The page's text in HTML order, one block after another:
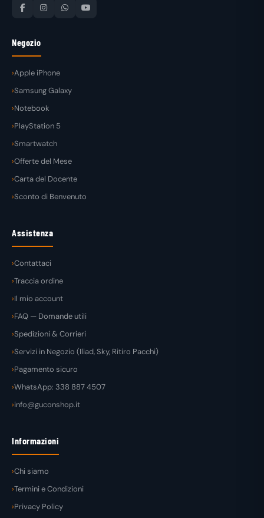
Negozio
Apple iPhone
Samsung Galaxy
Notebook
PlayStation 5
Smartwatch
Offerte del Mese
Carta del Docente
Sconto di Benvenuto
Assistenza
Contattaci
Traccia ordine
Il mio account
FAQ — Domande utili
Spedizioni & Corrieri
Servizi in Negozio (Iliad, Sky, Ritiro Pacchi)
Pagamento sicuro
WhatsApp: 338 887 4507
info@guconshop.it
Informazioni
Chi siamo
Termini e Condizioni
Privacy Policy